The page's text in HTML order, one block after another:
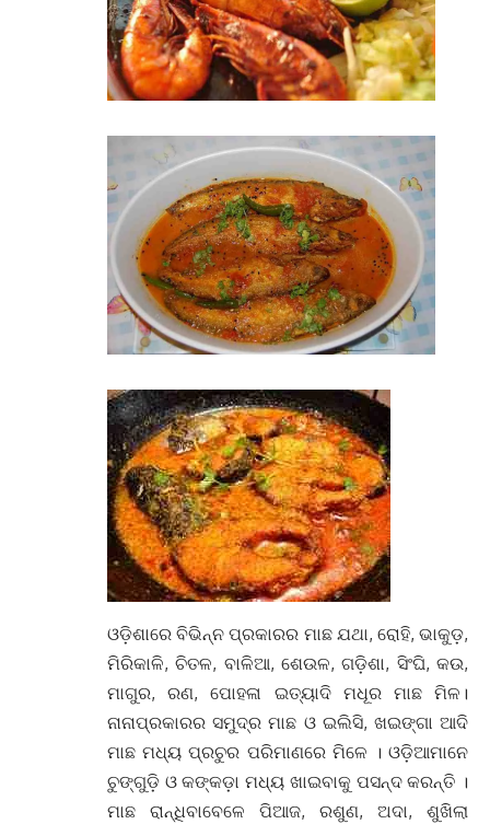
ଓଡ଼ିଶାରେ ବିଭିନ୍ନ ପ୍ରକାରର ମାଛ ଯଥା, ରୋହି, ଭାକୁଡ଼,
ମିରିକାଳି, ଚିତଳ, ବାଳିଆ, ଶେଉଳ, ଗଡ଼ିଶା, ସିଂଘି, କଉ,
ମାଗୁର, ରଣ, ପୋହଳା ଇତ୍ୟାଦି ମଧୂର ମାଛ ମିଳ।
ନାନାପ୍ରକାରର ସମୁଦ୍ର ମାଛ ଓ ଇଲିସି, ଖଇଙ୍ଗା ଆଦି
ମାଛ ମଧ୍ୟ ପ୍ରଚୁର ପରିମାଣରେ ମିଳେ । ଓଡ଼ିଆମାନେ
ଚୁଙ୍ଗୁଡ଼ି ଓ କଙ୍କଡ଼ା ମଧ୍ୟ ଖାଇବାକୁ ପସନ୍ଦ କରନ୍ତି ।
ମାଛ ରାନ୍ଧିବାବେଳେ ପିଆଜ, ରଶୁଣ, ଅଦା, ଶୁଖିଲା